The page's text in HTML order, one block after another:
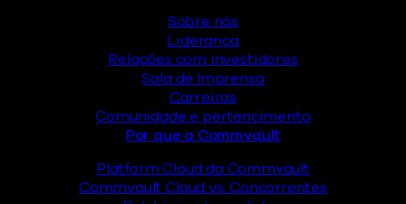
Sobre nós
Liderança
Relações com investidores
Sala de Imprensa
Carreiras
Comunidade e pertencimento
Por que a Commvault
Platform Cloud da Commvault
Commvault Cloud vs. Concorrentes